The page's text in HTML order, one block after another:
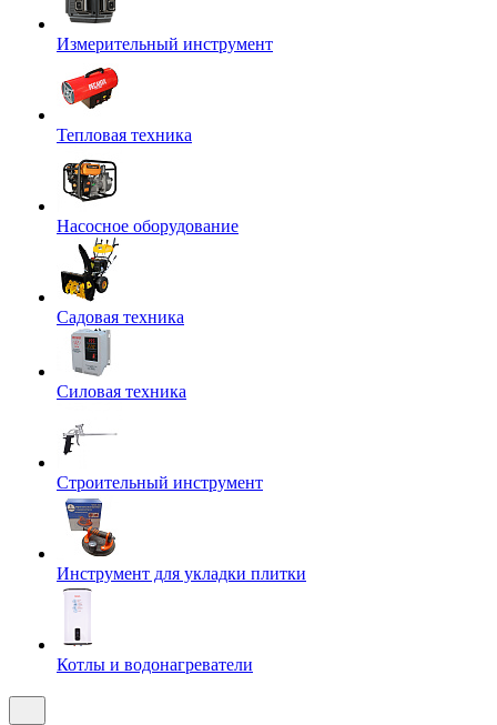
Измерительный инструмент
Тепловая техника
Насосное оборудование
Садовая техника
Силовая техника
Строительный инструмент
Инструмент для укладки плитки
Котлы и водонагреватели